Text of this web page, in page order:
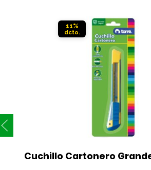
11%
Cuchillo Cartonero